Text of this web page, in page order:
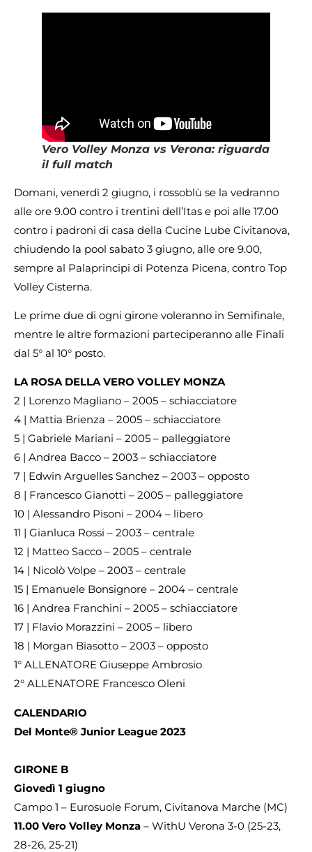
Vero Volley Monza vs Verona: riguarda
il full match
Domani, venerdì 2 giugno, i rossoblù se la vedranno
alle ore 9.00 contro i trentini dell’Itas e poi alle 17.00
contro i padroni di casa della Cucine Lube Civitanova,
chiudendo la pool sabato 3 giugno, alle ore 9.00,
sempre al Palaprincipi di Potenza Picena, contro Top
Volley Cisterna.
Le prime due di ogni girone voleranno in Semifinale,
mentre le altre formazioni parteciperanno alle Finali
dal 5° al 10° posto.
LA ROSA DELLA VERO VOLLEY MONZA
2 | Lorenzo Magliano – 2005 – schiacciatore
4 | Mattia Brienza – 2005 – schiacciatore
5 | Gabriele Mariani – 2005 – palleggiatore
6 | Andrea Bacco – 2003 – schiacciatore
7 | Edwin Arguelles Sanchez – 2003 – opposto
8 | Francesco Gianotti – 2005 – palleggiatore
10 | Alessandro Pisoni – 2004 – libero
11 | Gianluca Rossi – 2003 – centrale
12 | Matteo Sacco – 2005 – centrale
14 | Nicolò Volpe – 2003 – centrale
15 | Emanuele Bonsignore – 2004 – centrale
16 | Andrea Franchini – 2005 – schiacciatore
17 | Flavio Morazzini – 2005 – libero
18 | Morgan Biasotto – 2003 – opposto
1° ALLENATORE Giuseppe Ambrosio
2° ALLENATORE Francesco Oleni
CALENDARIO
Del Monte® Junior League 2023
GIRONE B
Giovedì 1 giugno
Campo 1 – Eurosuole Forum, Civitanova Marche (MC)
11.00 Vero Volley Monza – WithU Verona 3-0 (25-23,
28-26, 25-21)